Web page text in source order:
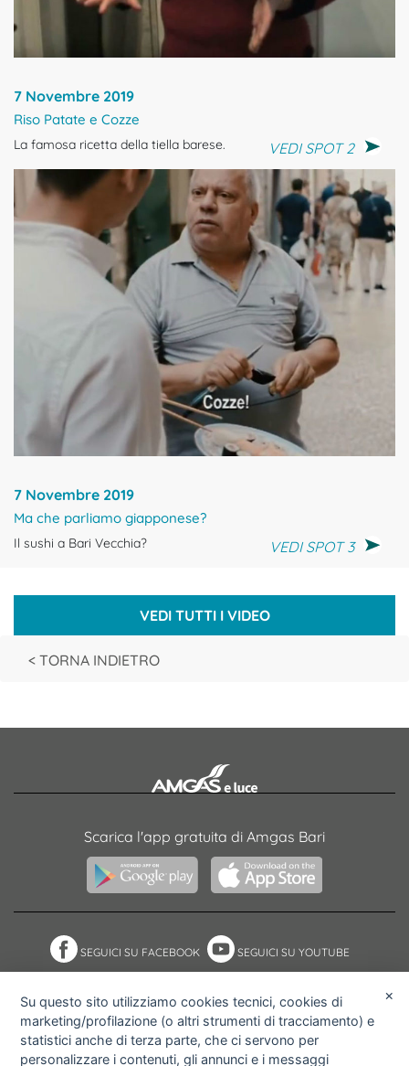
7 Novembre 2019
Riso Patate e Cozze
La famosa ricetta della tiella barese. VEDI SPOT 2
7 Novembre 2019
Ma che parliamo giapponese?
Il sushi a Bari Vecchia? VEDI SPOT 3
VEDI TUTTI I VIDEO
< TORNA INDIETRO
Scarica l'app gratuita di Amgas Bari
SEGUICI SU FACEBOOK SEGUICI SU YOUTUBE
NOTE ACCESSIBILITÀ
ACCESS KEY
MAPPA DEL SITO
PRIVACY POLICY
Su questo sito utilizziamo cookies tecnici, cookies di
marketing/profilazione (o altri strumenti di tracciamento) e
statistici anche di terza parte, che ci servono per
personalizzare i contenuti, gli annunci e i messaggi
×